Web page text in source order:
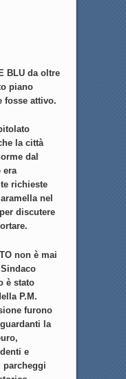
BLU da oltre
piano
fosse attivo.
la città
dal
era
richieste
nel
discutere
non è mai
è stato
P.M.
furono
la
e
parcheggi